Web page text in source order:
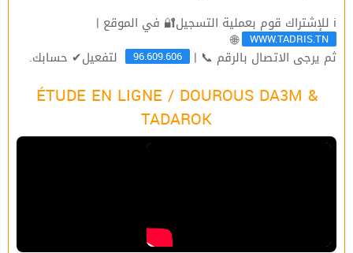
ℹ للإشتراك قوم بعملية التسجيل🔐 في الموقع |
WWW.TADRIS.TN
🌐
ثم يرجى الاتصال بالرقم 📞 | 96.609.606 لتفعيل✔ حسابك.
ÉTUDE EN LIGNE / DOUROUS DA3M &
TADAROK